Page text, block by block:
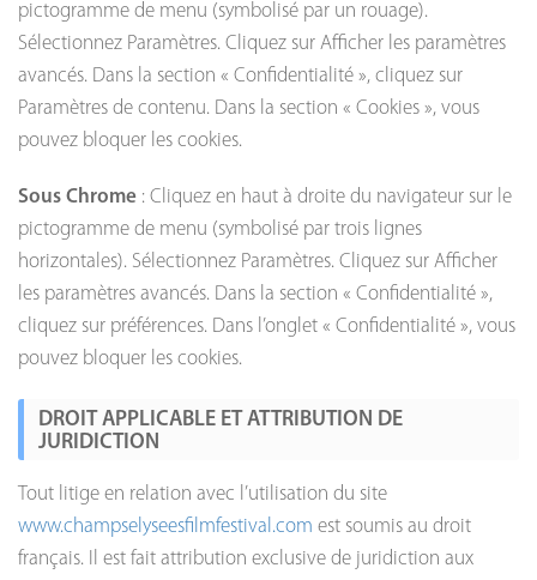
pictogramme de menu (symbolisé par un rouage).
Sélectionnez Paramètres. Cliquez sur Afficher les paramètres
avancés. Dans la section « Confidentialité », cliquez sur
Paramètres de contenu. Dans la section « Cookies », vous
pouvez bloquer les cookies.
Sous Chrome : Cliquez en haut à droite du navigateur sur le
pictogramme de menu (symbolisé par trois lignes
horizontales). Sélectionnez Paramètres. Cliquez sur Afficher
les paramètres avancés. Dans la section « Confidentialité »,
cliquez sur préférences. Dans l’onglet « Confidentialité », vous
pouvez bloquer les cookies.
DROIT APPLICABLE ET ATTRIBUTION DE
JURIDICTION
Tout litige en relation avec l’utilisation du site
www.champselyseesfilmfestival.com est soumis au droit
français. Il est fait attribution exclusive de juridiction aux